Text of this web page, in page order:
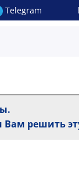
Telegram
решить